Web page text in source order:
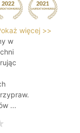
więcej >>
w
...